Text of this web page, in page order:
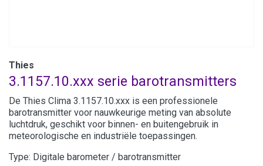
Thies
3.1157.10.xxx serie barotransmitters
De Thies Clima 3.1157.10.xxx is een professionele
barotransmitter voor nauwkeurige meting van absolute
luchtdruk, geschikt voor binnen- en buitengebruik in
meteorologische en industriële toepassingen.
Type: Digitale barometer / barotransmitter